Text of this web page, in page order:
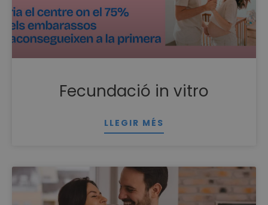
Fecundació in vitro
LLEGIR MÉS